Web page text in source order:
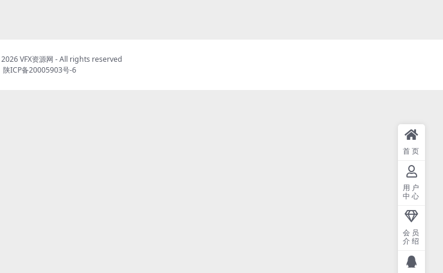
VFX资源网 - All rights reserved
陕ICP备20005903号-6
首页
用户
中心
会员
介绍